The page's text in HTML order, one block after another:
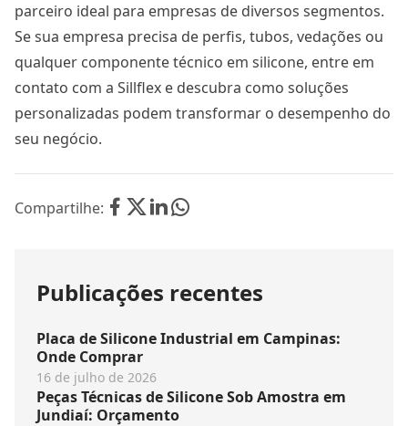
parceiro ideal para empresas de diversos segmentos.
Se sua empresa precisa de perfis, tubos, vedações ou
qualquer componente técnico em silicone, entre em
contato com a Sillflex e descubra como soluções
personalizadas podem transformar o desempenho do
seu negócio.
Compartilhe:
Publicações recentes
Placa de Silicone Industrial em Campinas:
Onde Comprar
16 de julho de 2026
Peças Técnicas de Silicone Sob Amostra em
Jundiaí: Orçamento